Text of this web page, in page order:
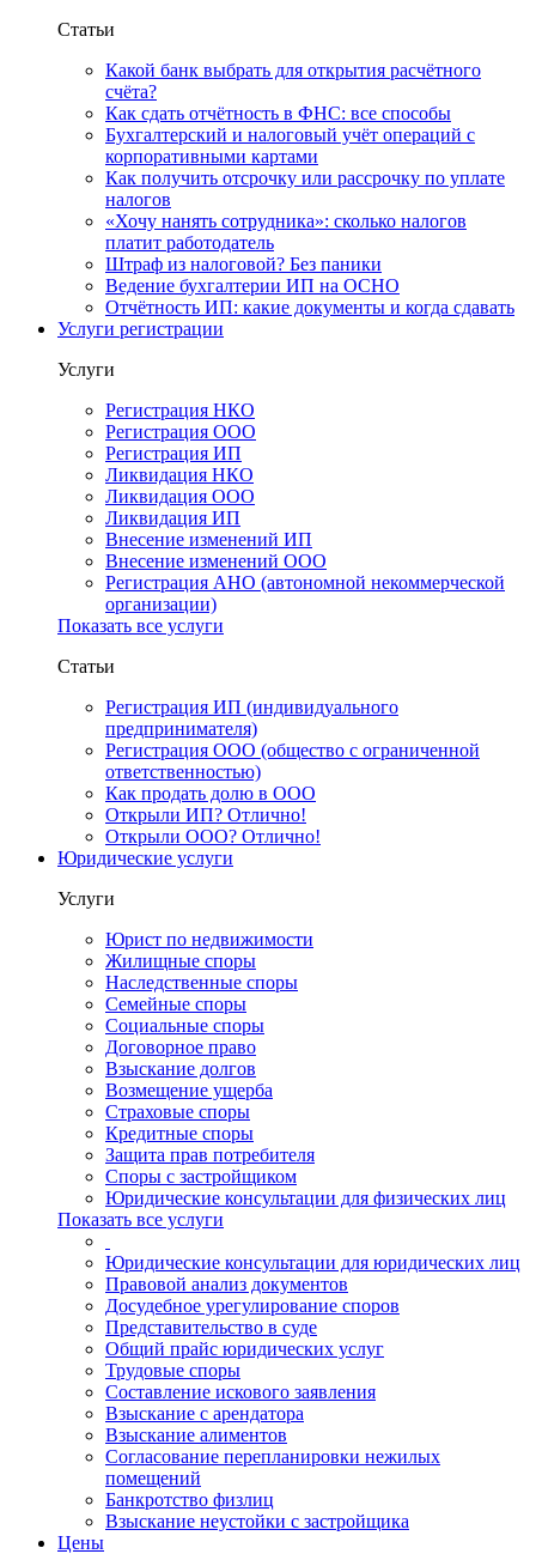
Статьи
Какой банк выбрать для открытия расчётного
счёта?
Как сдать отчётность в ФНС: все способы
Бухгалтерский и налоговый учёт операций с
корпоративными картами
Как получить отсрочку или рассрочку по уплате
налогов
«Хочу нанять сотрудника»: сколько налогов
платит работодатель
Штраф из налоговой? Без паники
Ведение бухгалтерии ИП на ОСНО
Отчётность ИП: какие документы и когда сдавать
Услуги регистрации
Услуги
Регистрация НКО
Регистрация ООО
Регистрация ИП
Ликвидация НКО
Ликвидация ООО
Ликвидация ИП
Внесение изменений ИП
Внесение изменений ООО
Регистрация АНО (автономной некоммерческой
организации)
Показать все услуги
Статьи
Регистрация ИП (индивидуального
предпринимателя)
Регистрация ООО (общество с ограниченной
ответственностью)
Как продать долю в ООО
Открыли ИП? Отлично!
Открыли ООО? Отлично!
Юридические услуги
Услуги
Юрист по недвижимости
Жилищные споры
Наследственные споры
Семейные споры
Социальные споры
Договорное право
Взыскание долгов
Возмещение ущерба
Страховые споры
Кредитные споры
Защита прав потребителя
Споры с застройщиком
Юридические консультации для физических лиц
Показать все услуги
Юридические консультации для юридических лиц
Правовой анализ документов
Досудебное урегулирование споров
Представительство в суде
Общий прайс юридических услуг
Трудовые споры
Составление искового заявления
Взыскание с арендатора
Взыскание алиментов
Cогласование перепланировки нежилых
помещений
Банкротство физлиц
Взыскание неустойки с застройщика
Цены